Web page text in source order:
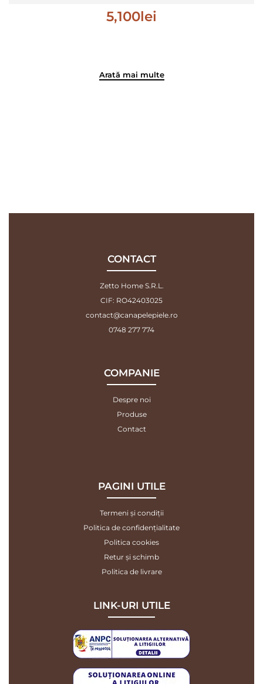
5,100lei
CONTACT
Zetto Home S.R.L.
CIF: RO42403025
contact@canapelepiele.ro
0748 277 774
COMPANIE
Despre noi
Produse
Contact
PAGINI UTILE
Termeni și condiții
Politica de confidențialitate
Politica cookies
Retur și schimb
Politica de livrare
LINK-URI UTILE